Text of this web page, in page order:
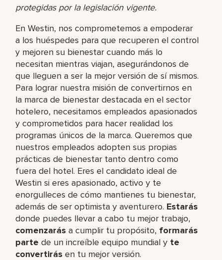
protegidas por la legislación vigente.
En Westin, nos comprometemos a empoderar
a los huéspedes para que recuperen el control
y mejoren su bienestar cuando más lo
necesitan mientras viajan, asegurándonos de
que lleguen a ser la mejor versión de sí mismos.
Para lograr nuestra misión de convertirnos en
la marca de bienestar destacada en el sector
hotelero, necesitamos empleados apasionados
y comprometidos para hacer realidad los
programas únicos de la marca. Queremos que
nuestros empleados adopten sus propias
prácticas de bienestar tanto dentro como
fuera del hotel. Eres el candidato ideal de
Westin si eres apasionado, activo y te
enorgulleces de cómo mantienes tu bienestar,
además de ser optimista y aventurero. Estarás
donde puedes llevar a cabo tu mejor trabajo,​
comenzarás a cumplir tu propósito, formarás
parte de un increíble​ equipo mundial y te
convertirás en tu mejor versión.